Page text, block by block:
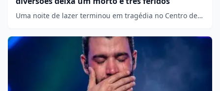
Uma noite de lazer terminou em tragédia no Centro de…